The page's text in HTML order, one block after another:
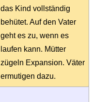
das Kind vollständig
behütet. Auf den Vater
geht es zu, wenn es
laufen kann. Mütter
zügeln Expansion. Väter
ermutigen dazu.